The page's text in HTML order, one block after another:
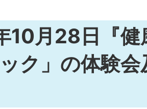
10月28日『健
ック」の体験